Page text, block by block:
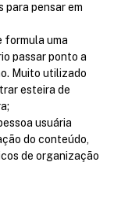
para pensar em
formula uma
passar ponto a
Muito utilizado
esteira de
usuária
do conteúdo,
de organização